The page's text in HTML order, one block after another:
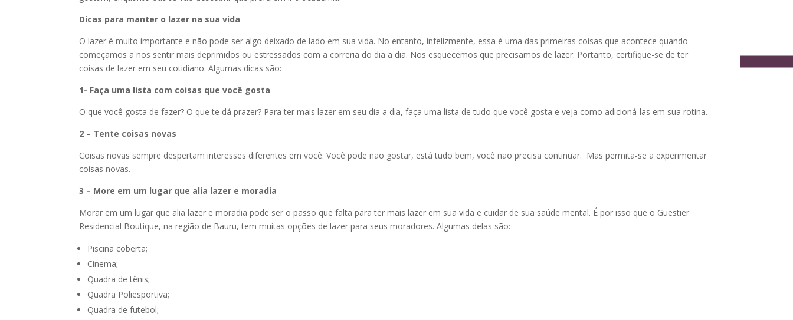
Dicas para manter o lazer na sua vida
O lazer é muito importante e não pode ser algo deixado de lado em sua vida. No entanto, infelizmente, essa é uma das primeiras coisas que acontece quando
começamos a nos sentir mais deprimidos ou estressados com a correria do dia a dia. Nos esquecemos que precisamos de lazer. Portanto, certifique-se de ter
coisas de lazer em seu cotidiano. Algumas dicas são:
1- Faça uma lista com coisas que você gosta
O que você gosta de fazer? O que te dá prazer? Para ter mais lazer em seu dia a dia, faça uma lista de tudo que você gosta e veja como adicioná-las em sua rotina.
2 – Tente coisas novas
Coisas novas sempre despertam interesses diferentes em você. Você pode não gostar, está tudo bem, você não precisa continuar. Mas permita-se a experimentar
coisas novas.
3 – More em um lugar que alia lazer e moradia
Morar em um lugar que alia lazer e moradia pode ser o passo que falta para ter mais lazer em sua vida e cuidar de sua saúde mental. É por isso que o Guestier
Residencial Boutique, na região de Bauru, tem muitas opções de lazer para seus moradores. Algumas delas são:
Piscina coberta;
Cinema;
Quadra de tênis;
Quadra Poliesportiva;
Quadra de futebol;